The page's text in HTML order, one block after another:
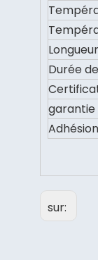
Durée
garantie
Adhésion
sur: